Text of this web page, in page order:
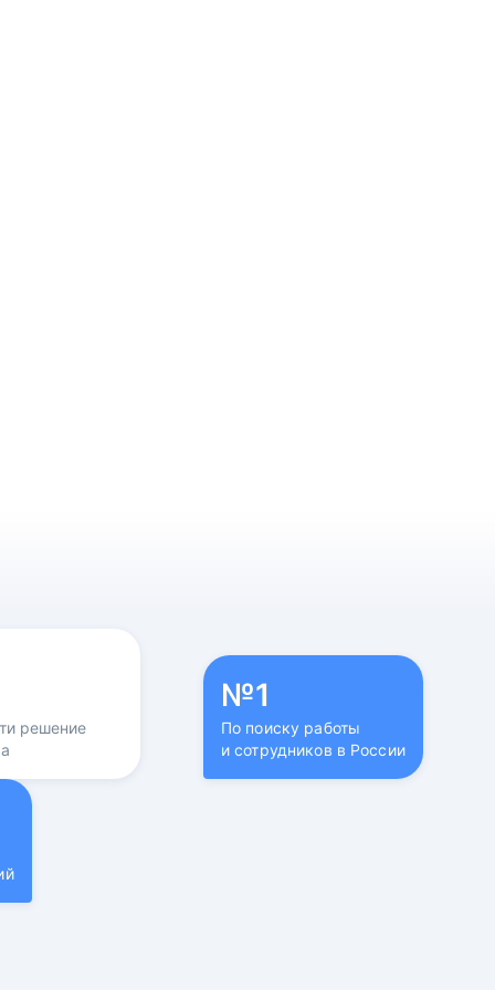
решение
№1
По поиску работы
и сотрудников в России